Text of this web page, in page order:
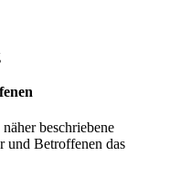
beschriebene
und Betroffenen das